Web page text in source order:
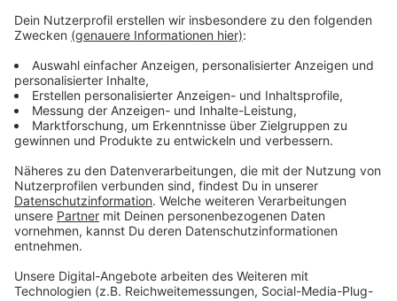
Wochenende wieder tausende Besucher in die Rock City
München gelockt. Benzinduft und PS-Gespräche - ein
paar Eindrücke gibts hier.
Fotos